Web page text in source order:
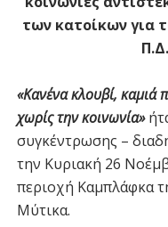
των κατοίκων για
«Κανένα κλουβί, καμιά
χωρίς την κοινωνία»
συγκέντρωσης –
την Κυριακή 26
περιοχή Καμπλάφκα
Μύτικα.